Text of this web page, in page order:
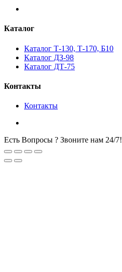
Каталог
Каталог Т-130, Т-170, Б10
Каталог ДЗ-98
Каталог ДТ-75
Контакты
Контакты
Есть Вопросы ? Звоните нам 24/7!